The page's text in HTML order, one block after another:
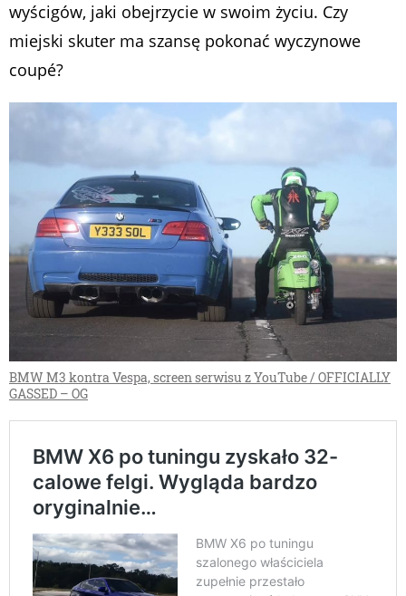
wyścigów, jaki obejrzycie w swoim życiu. Czy
miejski skuter ma szansę pokonać wyczynowe
coupé?
BMW M3 kontra Vespa, screen serwisu z YouTube / OFFICIALLY
GASSED – OG